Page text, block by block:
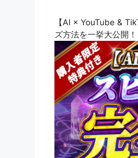
【AI × YouTube &
ズ方法を一挙大公開！